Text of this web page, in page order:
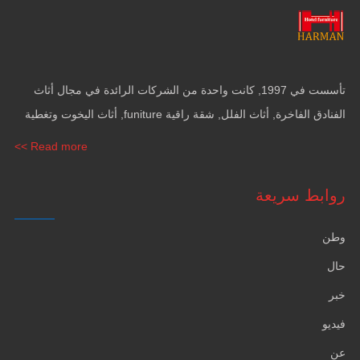
تأسست في 1997, كانت واحدة من الشركات الرائدة في مجال أثاث
الفنادق الفاخرة, أثاث الفلل, شقة راقية funiture, أثاث اليخوت وتغطية
Read more >>
روابط سريعة
وطن
حال
خبر
فيديو
عن